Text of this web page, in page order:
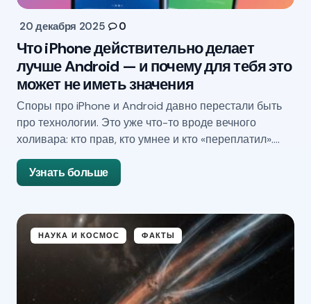
20 декабря 2025 0
Что iPhone действительно делает
лучше Android — и почему для тебя это
может не иметь значения
Споры про iPhone и Android давно перестали быть
про технологии. Это уже что-то вроде вечного
холивара: кто прав, кто умнее и кто «переплатил».…
Узнать больше
НАУКА И КОСМОС ФАКТЫ